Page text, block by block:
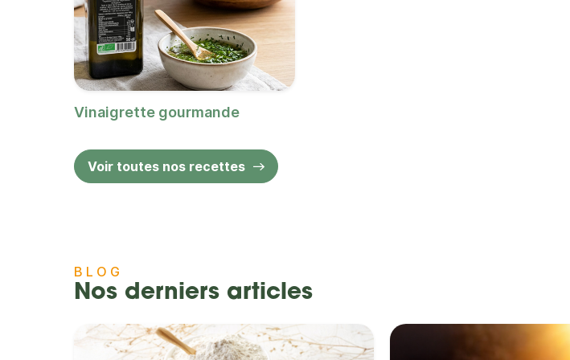
Vinaigrette gourmande
Voir toutes nos recettes
BLOG
Nos derniers articles